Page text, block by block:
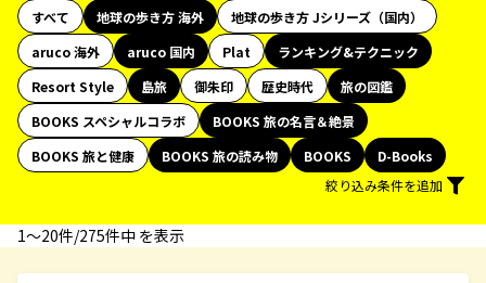
すべて 地球の歩き方 海外
地球の歩き方 Jシリーズ（国内）
aruco 海外
aruco 国内 Plat
ランキング&テクニック
Resort Style
島旅 御朱印 歴史時代
旅の図鑑
BOOKS スペシャルコラボ
BOOKS 旅の名言＆絶景
BOOKS 旅と健康
BOOKS 旅の読み物 BOOKS
D-Books
絞り込み条件を追加
1〜20件/275件中 を表示